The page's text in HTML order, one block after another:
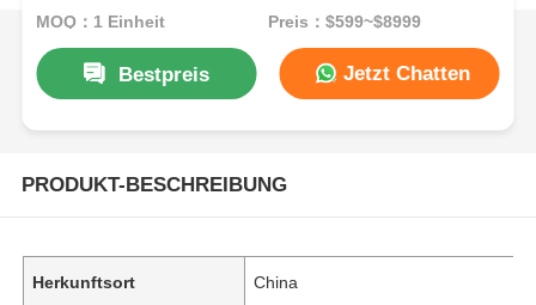
Verpackungen mit Temperaturbereich von
2,89 kg/Cm2
MOQ：1 Einheit Preis：$599~$8999
Bestpreis Jetzt Chatten
PRODUKT-BESCHREIBUNG
Herkunftsort China